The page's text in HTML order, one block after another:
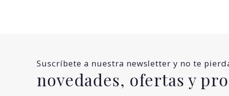
Suscríbete a nuestra newsletter y no te
novedades, ofertas y